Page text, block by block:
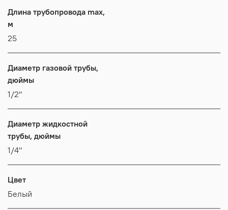
Длина трубопровода max,
м
25
Диаметр газовой трубы,
дюймы
1/2"
Диаметр жидкостной
трубы, дюймы
1/4"
Цвет
Белый